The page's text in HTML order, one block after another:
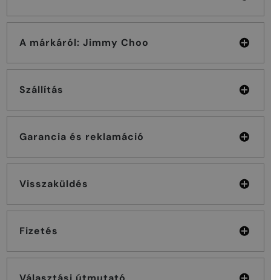
A márkáról: Jimmy Choo
Szállítás
Garancia és reklamáció
Visszaküldés
Fizetés